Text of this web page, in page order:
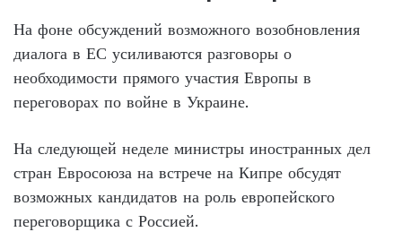
На фоне обсуждений возможного возобновления
диалога в ЕС усиливаются разговоры о
необходимости прямого участия Европы в
переговорах по войне в Украине.
На следующей неделе министры иностранных дел
стран Евросоюза на встрече на Кипре обсудят
возможных кандидатов на роль европейского
переговорщика с Россией.